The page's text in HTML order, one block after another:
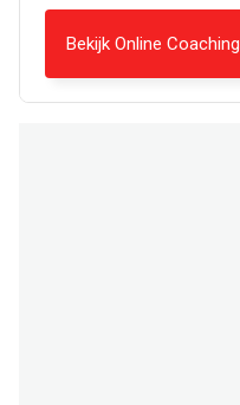
Bekijk Online Coaching